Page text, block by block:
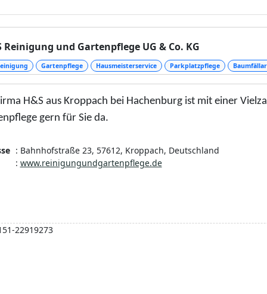
Reinigung und Gartenpflege UG & Co. KG
Gartenpflege Hausmeisterservice Parkplatzpflege
H&S aus Kroppach bei Hachenburg ist mit einer
gern für Sie da.
klassische Hausmeisterdienste inklusive
im Innen- und Außenbereich durch. Für unsere
zuverlässigen Partner für regelmäßige Arbeiten im
Grundreinigungen oder
: Bahnhofstraße 23, 57612, Kroppach, Deutschland
: www.reinigungundgartenpflege.de
22919273